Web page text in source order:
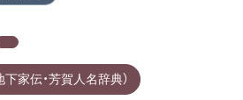
家伝・芳賀人名辞典）